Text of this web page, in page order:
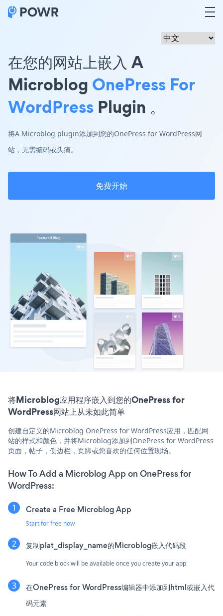
在您的网站上嵌入 A
Microblog OnePress For
WordPress Plugin 。
将A Microblog plugin添加到您的OnePress for WordPress网
站，无需编码或头痛。
免费开始
将Microblog应用程序嵌入到您的OnePress for
WordPress网站上从未如此简单
创建自定义的Microblog OnePress for WordPress应用，匹配网
站的样式和颜色，并将Microblog添加到OnePress for WordPress
页面，帖子，侧边栏，页脚或您喜欢的任何位置现场。
How To Add a Microblog App on OnePress for
WordPress:
Create a Free Microblog App
Start for free now
复制plat_display_name的Microblog嵌入代码段
Your code block will be available once you create your app
在OnePress for WordPress编辑器中添加到html或嵌入代
码元素